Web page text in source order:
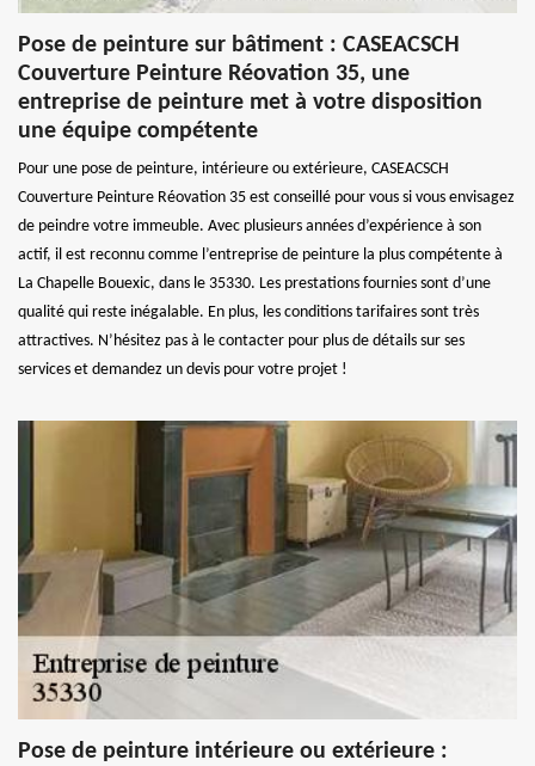
Pose de peinture sur bâtiment : CASEACSCH
Couverture Peinture Réovation 35, une
entreprise de peinture met à votre disposition
une équipe compétente
Pour une pose de peinture, intérieure ou extérieure, CASEACSCH
Couverture Peinture Réovation 35 est conseillé pour vous si vous envisagez
de peindre votre immeuble. Avec plusieurs années d’expérience à son
actif, il est reconnu comme l’entreprise de peinture la plus compétente à
La Chapelle Bouexic, dans le 35330. Les prestations fournies sont d’une
qualité qui reste inégalable. En plus, les conditions tarifaires sont très
attractives. N’hésitez pas à le contacter pour plus de détails sur ses
services et demandez un devis pour votre projet !
Pose de peinture intérieure ou extérieure :